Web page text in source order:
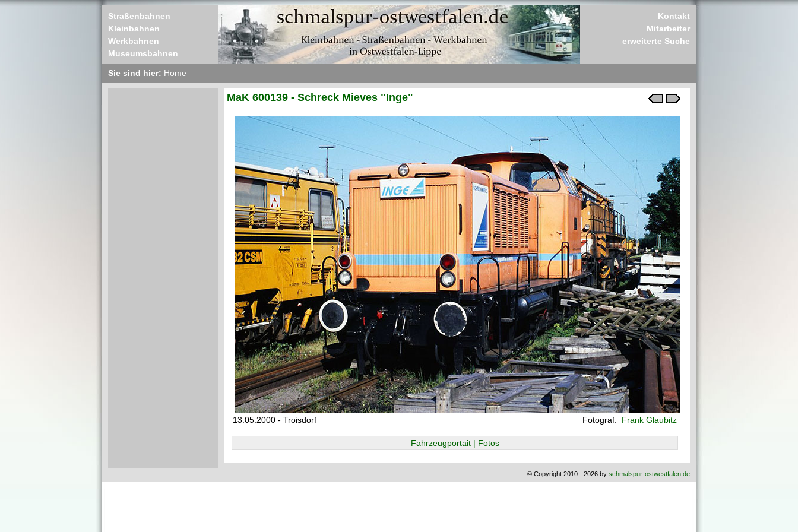
Straßenbahnen
Kleinbahnen
Werkbahnen
Museumsbahnen
Kontakt
Mitarbeiter
erweiterte Suche
Sie sind hier: Home
MaK 600139 - Schreck Mieves "Inge"
13.05.2000 - Troisdorf Fotograf: Frank Glaubitz
Fahrzeugportait | Fotos
© Copyright 2010 - 2026 by schmalspur-ostwestfalen.de